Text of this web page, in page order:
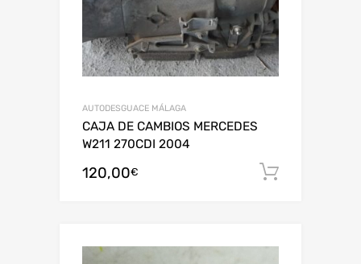
AUTODESGUACE MÁLAGA
CAJA DE CAMBIOS MERCEDES
W211 270CDI 2004
120,00€